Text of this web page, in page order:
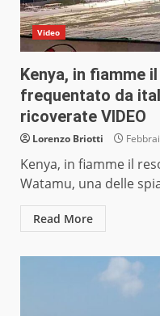
Video
Kenya, in fiamme
frequentato da
ricoverate VIDEO
Lorenzo Briotti
Kenya, in fiamme il
Watamu, una delle
Read More